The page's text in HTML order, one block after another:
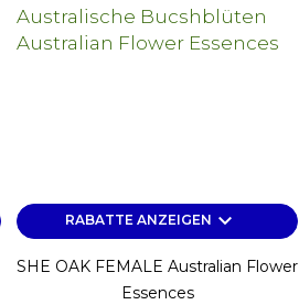
RABATTE ANZEIGEN keyboard_arrow_down
SHE OAK FEMALE Australian Flower
Essences